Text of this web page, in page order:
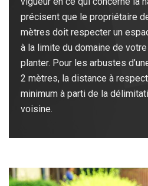
précisent que le propriétaire
mètres doit respecter un
à la limite du domaine de
planter. Pour les arbustes
2 mètres, la distance à
minimum à parti de la
voisine.